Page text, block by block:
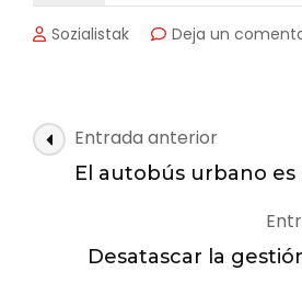
Sozialistak Deja un
Navegación
de
Entrada anterior
El autobús urbano
Desatascar la